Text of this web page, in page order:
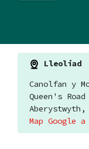
Lleoliad
Canolfan y
Queen's Road
Aberystwyth,
Map Google